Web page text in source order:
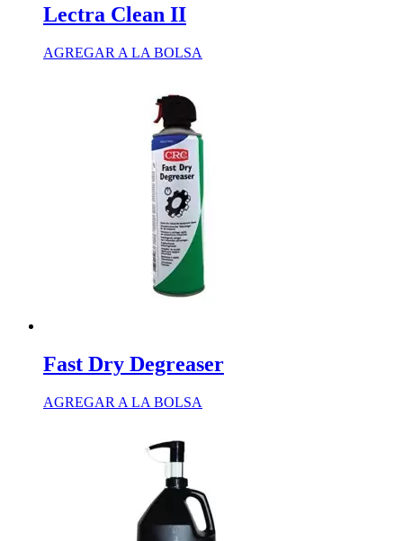
Lectra Clean II
AGREGAR A LA BOLSA
Fast Dry Degreaser
AGREGAR A LA BOLSA